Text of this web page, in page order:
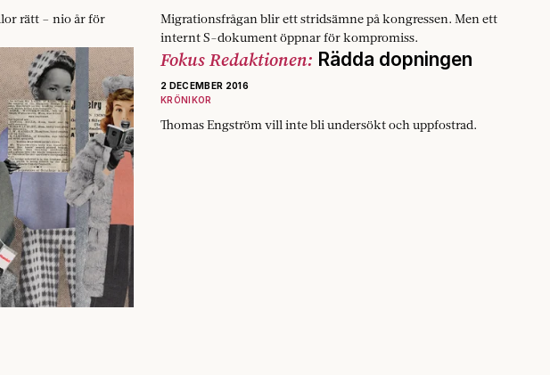
rätt – nio år för
Migrationsfrågan blir ett stridsämne på kongressen. Men ett
internt S-dokument öppnar för kompromiss.
Fokus Redaktionen: Rädda dopningen
2 DECEMBER 2016
KRÖNIKOR
Thomas Engström vill inte bli undersökt och uppfostrad.